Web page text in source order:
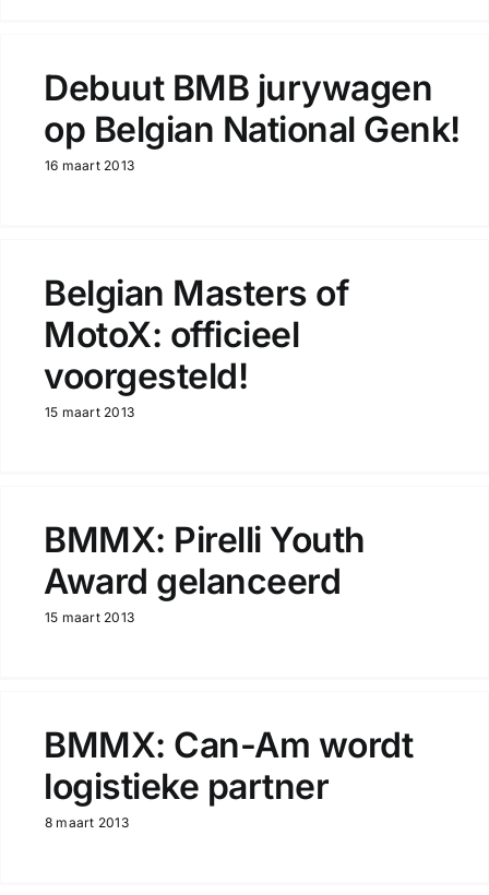
Debuut BMB jurywagen
op Belgian National Genk!
16 maart 2013
Belgian Masters of
MotoX: officieel
voorgesteld!
15 maart 2013
BMMX: Pirelli Youth
Award gelanceerd
15 maart 2013
BMMX: Can-Am wordt
logistieke partner
8 maart 2013